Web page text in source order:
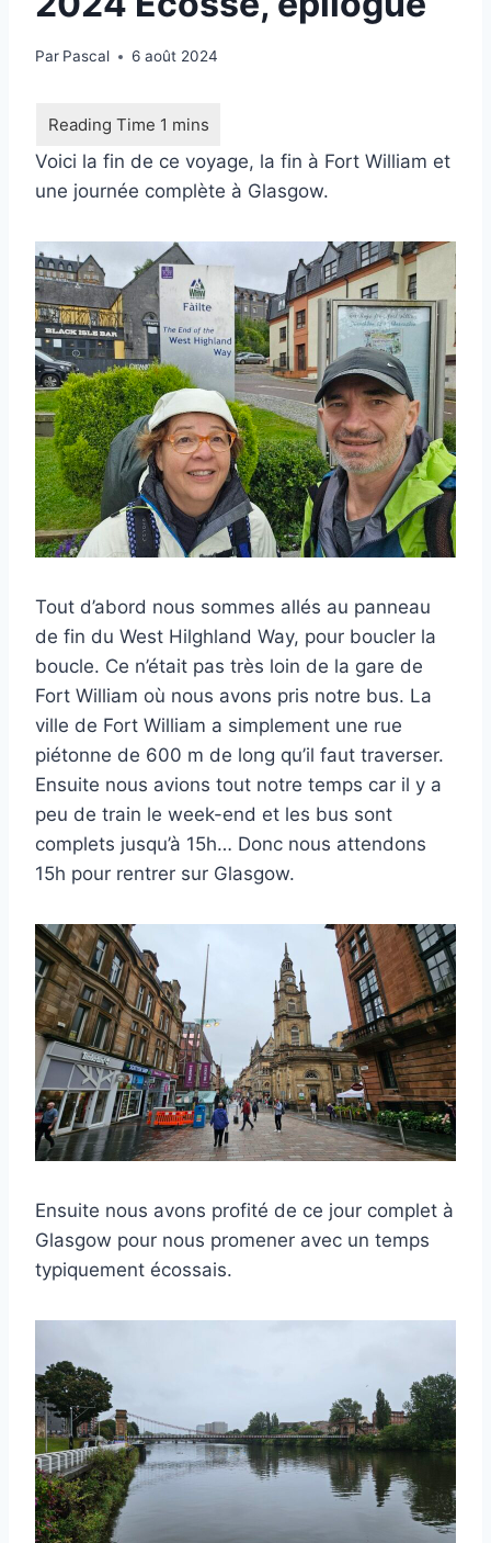
Par Pascal 6 août 2024
Voici la fin de ce voyage, la fin à Fort William et
une journée complète à Glasgow.
Tout d’abord nous sommes allés au panneau
de fin du West Hilghland Way, pour boucler la
boucle. Ce n’était pas très loin de la gare de
Fort William où nous avons pris notre bus. La
ville de Fort William a simplement une rue
piétonne de 600 m de long qu’il faut traverser.
Ensuite nous avions tout notre temps car il y a
peu de train le week-end et les bus sont
complets jusqu’à 15h… Donc nous attendons
15h pour rentrer sur Glasgow.
Ensuite nous avons profité de ce jour complet à
Glasgow pour nous promener avec un temps
typiquement écossais.